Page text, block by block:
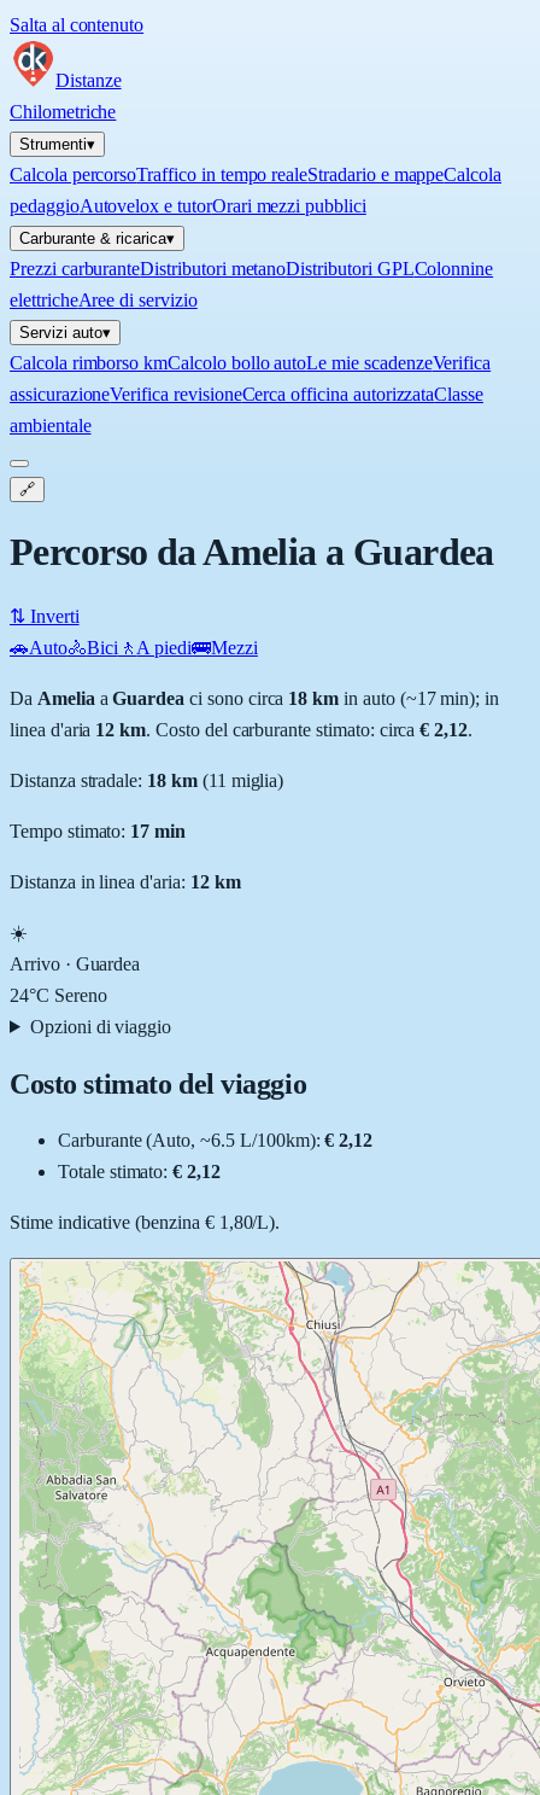
Salta al contenuto
Distanze
Chilometriche
Strumenti▾
Calcola percorsoTraffico in tempo realeStradario e mappeCalcola
pedaggioAutovelox e tutorOrari mezzi pubblici
Carburante & ricarica▾
Prezzi carburanteDistributori metanoDistributori GPLColonnine
elettricheAree di servizio
Servizi auto▾
Calcola rimborso kmCalcolo bollo autoLe mie scadenzeVerifica
assicurazioneVerifica revisioneCerca officina autorizzataClasse
ambientale
🔗
Percorso da Amelia a Guardea
⇅ Inverti
🚗Auto🚴Bici 🚶 A piedi🚌Mezzi
Da Amelia aGuardea ci sono circa 18 km in auto (~17 min); in
linea d'aria 12 km. Costo del carburante stimato: circa € 2,12.
Distanza stradale: 18 km (11 miglia)
Tempo stimato: 17 min
Distanza in linea d'aria: 12km
☀️
Arrivo · Guardea
24°C Sereno
Opzioni di viaggio
Costo stimato del viaggio
Carburante (Auto, ~6.5 L/100km): € 2,12
Totale stimato:€ 2,12
Stime indicative (benzina € 1,80/L).